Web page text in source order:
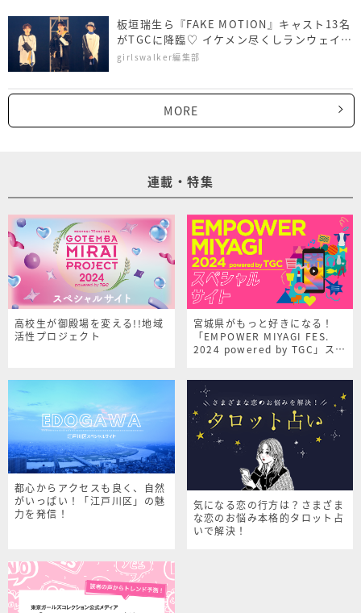
板垣瑞生ら『FAKE MOTION』キャスト13名
がTGCに降臨♡ イケメン尽くしランウェイで
新ブランドをPR
girlswalker編集部
MORE
連載・特集
高校生が御殿場を変える!!地域
活性プロジェクト
宮城県がもっと好きになる！
「EMPOWER MIYAGI FES.
2024 powered by TGC」スペ
都心からアクセスも良く、自然
がいっぱい！「江戸川区」の魅
力を発信！
気になる恋の行方は？さまざま
な恋のお悩み本格的タロット占
いで解決！